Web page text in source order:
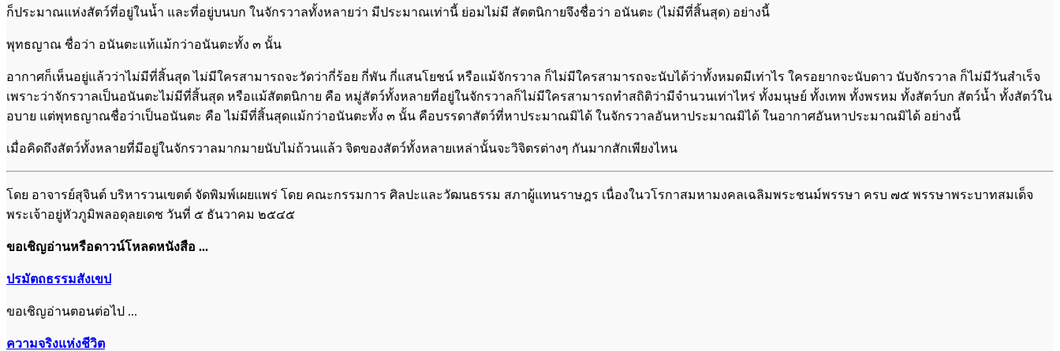
ก็ประมาณแห่งสัตว์ที่อยู่ในนํ้า และที่อยู่บนบก ในจักรวาลทั้งหลายว่า มีประมาณเท่า​นี้ ย่อมไม่มี สัตตนิกายจึงชื่อว่า อนันตะ (ไม่มีที่สิ้นสุด) อย่างนี้
พุทธญาณ ชื่อว่า อนันตะแท้แม้กว่า​อนันตะทั้ง ๓ นั้น
อากาศก็เห็นอยู่แล้วว่า​ไม่มีที่สิ้นสุด ไม่มีใครสามารถจะวัดว่า​กี่ร้อย กี่พัน กี่แสนโยชน์ หรือแม้จักรวาล ก็ไม่มีใครสามารถจะนับได้ว่า​ทั้งหมดมีเท่าไร ใครอยากจะนับดาว นับจักรวาล ก็ไม่มีวันสำเร็จ
เพราะว่า​จักรวาลเป็นอนันตะไม่มีที่สิ้นสุด หรือแม้สัตตนิกาย คือ หมู่สัตว์ทั้งหลายที่อยู่ในจักรวาลก็ไม่มีใครสามารถทำสถิติว่า​มีจำนวนเท่า​ไหร่ ทั้งมนุษย์ ทั้งเทพ ทั้งพรหม ทั้งสัตว์บก สัตว์นํ้า ทั้งสัตว์ใน
อบาย แต่พุทธญาณชื่อว่า​เป็นอนันตะ คือ ไม่มีที่สิ้นสุดแม้กว่า​อนันตะทั้ง ๓ นั้น คือบรรดา​สัตว์ที่หา​ประมาณมิได้ ในจักรวาลอันหา​ประมาณมิได้ ในอากาศอันหา​ประมาณมิได้ อย่างนี้
เมื่อคิดถึงสัตว์ทั้งหลายที่มีอยู่ในจักรวาลมากมายนับไม่ถ้วนแล้ว จิตของสัตว์ทั้งหลายเหล่า​นั้นจะวิจิตรต่างๆ กันมากสักเพียงไหน
โดย อาจารย์สุจินต์ บริหารวนเขตต์ จัดพิมพ์เผยแพร่ โดย คณะกรรมการ ศิลปะและวัฒนธรรม สภาผู้แทนราษฎร เนื่องในวโรกาสมหามงคลเฉลิมพระชนม์พรรษา ครบ ๗๕ พรรษาพระบาทสมเด็จ
พระเจ้าอยู่หัวภูมิพลอดุลยเดช วันที่ ๕ ธันวาคม ๒๕๔๕
ขอเชิญอ่านหรือดาวน์โหลดหนังสือ ...
ปรมัตถธรรมสังเขป
ขอเชิญอ่านตอนต่อไป ...
ความจริงแห่งชีวิต